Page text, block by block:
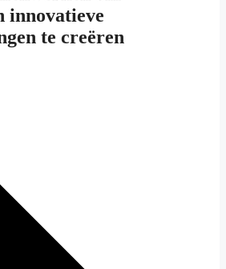
innovatieve
te creëren